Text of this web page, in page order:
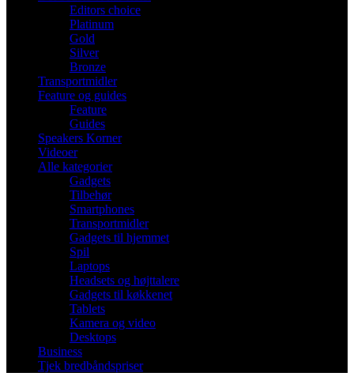
Editors choice
Platinum
Gold
Silver
Bronze
Transportmidler
Feature og guides
Feature
Guides
Speakers Korner
Videoer
Alle kategorier
Gadgets
Tilbehør
Smartphones
Transportmidler
Gadgets til hjemmet
Spil
Laptops
Headsets og højttalere
Gadgets til køkkenet
Tablets
Kamera og video
Desktops
Business
Tjek bredbåndspriser